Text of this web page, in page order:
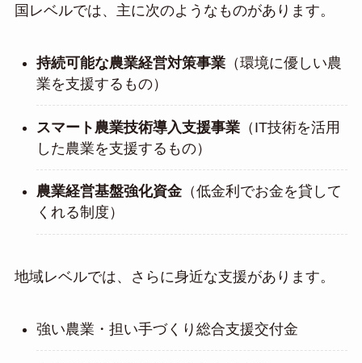
国レベルでは、主に次のようなものがあります。
持続可能な農業経営対策事業（環境に優しい農
業を支援するもの）
スマート農業技術導入支援事業（IT技術を活用
した農業を支援するもの）
農業経営基盤強化資金（低金利でお金を貸して
くれる制度）
地域レベルでは、さらに身近な支援があります。
強い農業・担い手づくり総合支援交付金